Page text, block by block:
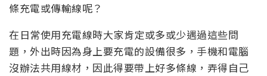
條充電或傳輸線呢？
在日常使用充電線時大家肯定或多或少遇過這些問
題，外出時因為身上要充電的設備很多，手機和電腦
沒辦法共用線材，因此得要帶上好多條線，弄得自己